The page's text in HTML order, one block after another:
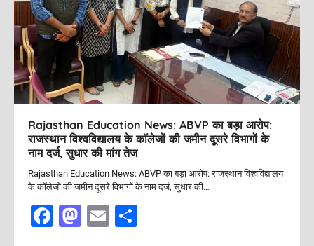
t
i
o
n
Rajasthan Education News: ABVP का बड़ा आरोप:
राजस्थान विश्वविद्यालय के कॉलेजों की जमीन दूसरे विभागों के
नाम दर्ज, सुधार की मांग तेज
Rajasthan Education News: ABVP का बड़ा आरोप: राजस्थान विश्वविद्यालय
के कॉलेजों की जमीन दूसरे विभागों के नाम दर्ज, सुधार की…
F
M E